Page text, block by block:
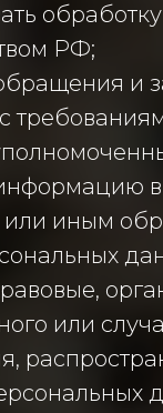
РФ;
и
с
в
иным
или